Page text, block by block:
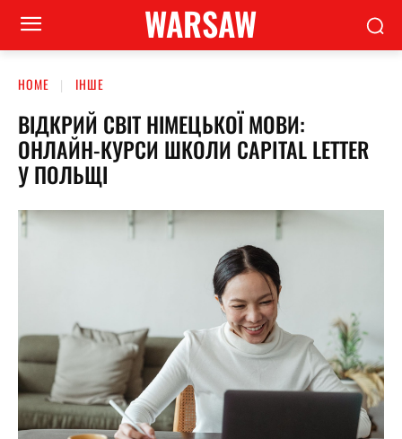
WARSAW
HOME ІНШЕ
ВІДКРИЙ СВІТ НІМЕЦЬКОЇ МОВИ:
ОНЛАЙН-КУРСИ ШКОЛИ CAPITAL LETTER
У ПОЛЬЩІ